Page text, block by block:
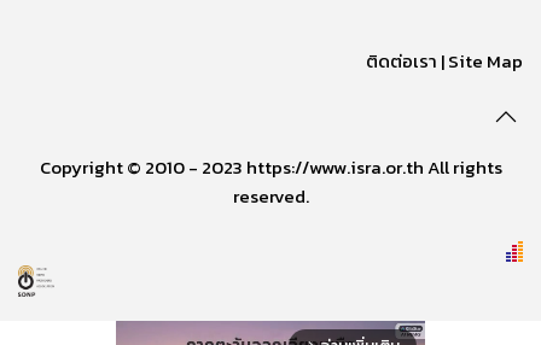
ติดต่อเรา |Site Map
Copyright © 2010 - 2023 https://www.isra.or.th All rights
reserved.